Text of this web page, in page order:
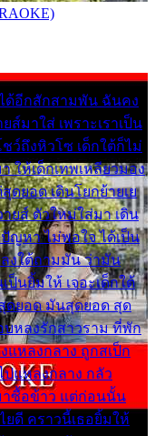
ด้อีกสักสามพัน ฉันคง
ส์มาใส่ เพราะเราเป็น
ชว์ถึงหิวโซ เด็กใต้ก็ไม่
ให้เด็กเทพเหลียวมอง
ดยอด เดินโยกย้ายเย
ยส์ ตัวใหม่ใส่มา เดิน
ญหา ไม่พอใจ ได้เป็น
งใต้ถามมัน ว่ามัน
นยิ้มให้ เจอะเด็กใต้
ดยอด มันสุดยอด สุด
หลงรักสาวราม ที่พัก
แหลงกลาง ถูกสเป็ก
ปแหลงกลาง กลัว
าซื้อข้าว แต่ก่อนนั้น
ยดี คราวนี้เธอยิ้มให้